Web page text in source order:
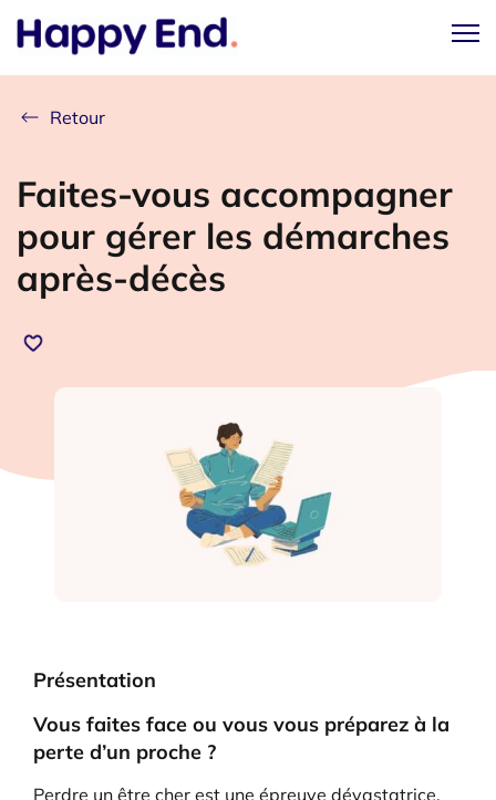
Retour
Faites-vous accompagner
pour gérer les démarches
après-décès
Présentation
Vous faites face ou vous vous préparez à la
perte d’un proche ?
Perdre un être cher est une épreuve dévastatrice.